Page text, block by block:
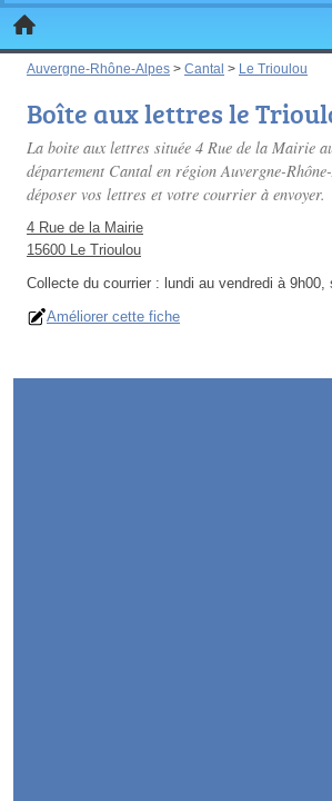
Auvergne-Rhône-Alpes > Cantal > Le Trioulou
Boîte aux lettres le
La boite aux lettres située 4 Rue de la Mairie
département Cantal en région Auvergne-
déposer vos lettres et votre courrier à envoyer.
4 Rue de la Mairie
15600 Le Trioulou
Collecte du courrier : lundi au vendredi à 9h00,
Améliorer cette fiche